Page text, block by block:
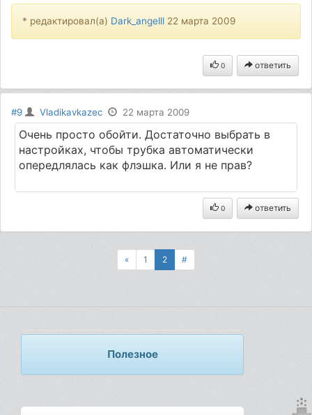
* редактировал(а) Dark_angelll 22 марта 2009
0 ответить
#9 Vladikavkazec 22 марта 2009
Очень просто обойти. Достаточно выбрать в
настройках, чтобы трубка автоматически
опередлялась как флэшка. Или я не прав?
0 ответить
« 1 2 #
Полезное